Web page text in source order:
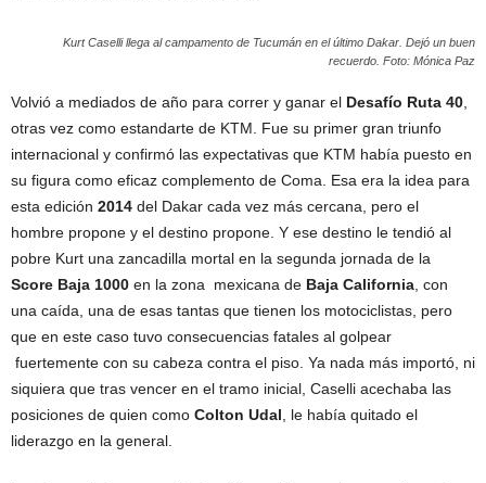
Kurt Caselli llega al campamento de Tucumán en el último Dakar. Dejó un buen
recuerdo. Foto: Mónica Paz
Volvió a mediados de año para correr y ganar el Desafío Ruta 40
otras vez como estandarte de KTM. Fue su primer gran triunfo
internacional y confirmó las expectativas que KTM había puesto en
su figura como eficaz complemento de Coma. Esa era la idea para
esta edición 2014 del Dakar cada vez más cercana, pero el
hombre propone y el destino propone. Y ese destino le tendió al
pobre Kurt una zancadilla mortal en la segunda jornada de la
Score Baja 1000 en la zona mexicana de Baja California , con
una caída, una de esas tantas que tienen los motociclistas, pero
que en este caso tuvo consecuencias fatales al golpear
fuertemente con su cabeza contra el piso. Ya nada más importó, ni
siquiera que tras vencer en el tramo inicial, Caselli acechaba las
posiciones de quien como Colton Udal , le había quitado el
liderazgo en la general.